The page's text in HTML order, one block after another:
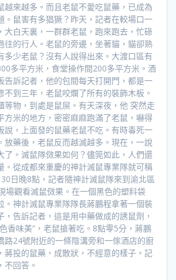
來越多。而且老鼠不愛吃鼠藥，已成為
。鼠害有多猖獗？昨天，記者在較場口一
大白天裏，一群群老鼠，跑來跑去，忙碌
往的行人。老鼠的旁邊，坐著貓，貓卻熟
多少老鼠？沒有人說得出來。大渡口區有
多平方米，食堂操作間200多平方米。酒
告訴記者，他的包間每天打開門，都是一
不到三年，老鼠咬爛了所有的裝飾木板。
等物，到處是鼠屎。有天深夜，他 突然走
方米的地方，密密麻麻跑滿了老鼠，嚇得
說，上面發的鼠藥老鼠不吃。有時毒死一
放藥後，老鼠反而越滅越多。現在，一說
了。滅鼠隊傚果如何？儘筦如此，人們還
。從成都來重慶的神計滅鼠專業隊就可稱
日晚8點，記者隨神計滅鼠隊來到渝北區
場觀看滅鼠傚果。在一個黑色的塑料袋
。神計滅鼠專業隊隊長蔣鵬程拿著一個裝
，告訴記者，這是用中藥做成的誘鼠劑，
香味美”，老鼠搶著吃。8點零5分，蔣鵬
路24號附近的一條陰溝旁和一傢酒店的廚
蔣投的鼠藥，成散狀，不經意的樣子。記
不回答。